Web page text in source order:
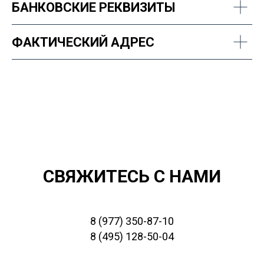
БАНКОВСКИЕ РЕКВИЗИТЫ
ФАКТИЧЕСКИЙ АДРЕС
СВЯЖИТЕСЬ С НАМИ
8 (977) 350-87-10
8 (495) 128-50-04